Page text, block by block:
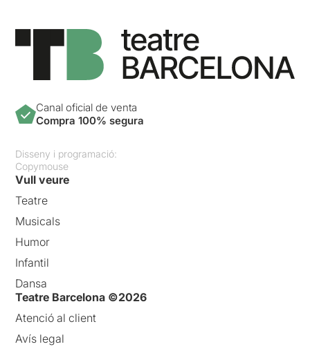
Canal oficial de venta
Compra 100% segura
Disseny i programació:
Copymouse
Vull veure
Teatre
Musicals
Humor
Infantil
Dansa
Teatre Barcelona ©2026
Atenció al client
Avís legal